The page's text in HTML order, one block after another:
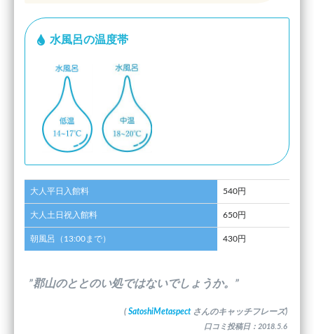
水風呂の温度帯
大人平日入館料 540円
大人土日祝入館料 650円
朝風呂（13:00まで） 430円
”郡山のととのい処ではないでしょうか。”
( SatoshiMetaspect さんのキャッチフレーズ)
口コミ投稿日：2018.5.6